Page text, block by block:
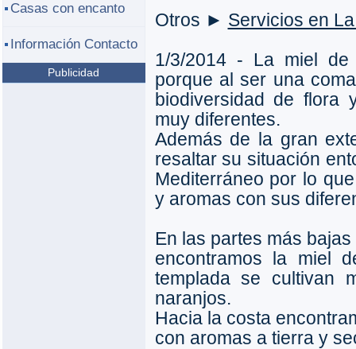
Otros ► Servicios en
1/3/2014 - La miel de
porque al ser una
biodiversidad de flora
muy diferentes.
Además de la gran
resaltar su situación
Mediterráneo por lo
y aromas con sus
En las partes más
encontramos la miel
templada se cultivan
naranjos.
Hacia la costa
con aromas a tierra y
Casas con encanto
Información Contacto
Publicidad